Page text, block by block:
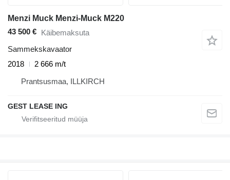
Menzi Muck Menzi-Muck M220
43 500 € Käibemaksuta
Sammekskavaator
2018
2 666 m/t
Prantsusmaa, ILLKIRCH
GEST LEASE ING